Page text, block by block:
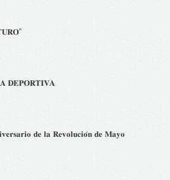
𝐃𝐄𝐏𝐎𝐑𝐓𝐈𝐕𝐀
𝐝𝐞 𝐥𝐚 𝐑𝐞𝐯𝐨𝐥𝐮𝐜𝐢𝐨́𝐧 𝐝𝐞 𝐌𝐚𝐲𝐨